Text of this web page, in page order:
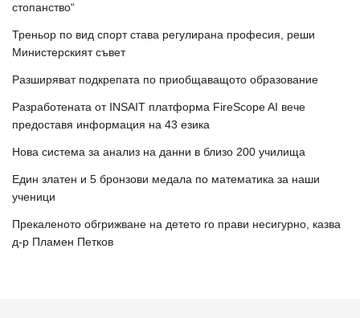
стопанство“
Треньор по вид спорт става регулирана професия, реши
Министерският съвет
Разширяват подкрепата по приобщаващото образование
Разработената от INSAIT платформа FireScope AI вече
предоставя информация на 43 езика
Нова система за анализ на данни в близо 200 училища
Един златен и 5 бронзови медала по математика за наши
ученици
Прекаленото обгрижване на детето го прави несигурно, казва
д-р Пламен Петков